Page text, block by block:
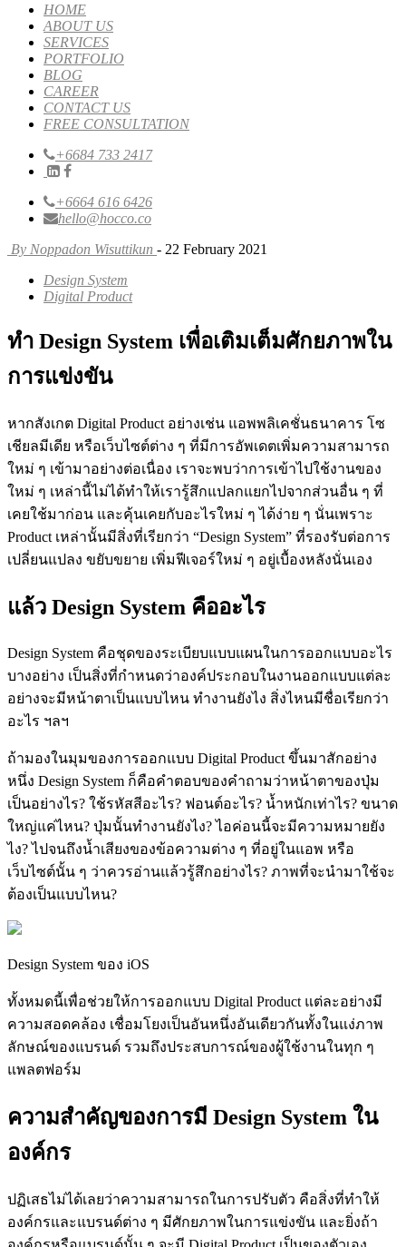
HOME
ABOUT US
SERVICES
PORTFOLIO
BLOG
CAREER
CONTACT US
FREE CONSULTATION
+6684 733 2417
+6664 616 6426
hello@hocco.co
By Noppadon Wisuttikun - 22 February 2021
Design System
Digital Product
ทำ Design System เพื่อเติมเต็มศักยภาพใน
การแข่งขัน
หากสังเกต Digital Product อย่างเช่น แอพพลิเคชั่นธนาคาร โซ
เชียลมีเดีย หรือเว็บไซต์ต่าง ๆ ที่มีการอัพเดตเพิ่มความสามารถ
ใหม่ ๆ เข้ามาอย่างต่อเนื่อง เราจะพบว่าการเข้าไปใช้งานของ
ใหม่ ๆ เหล่านี้ไม่ได้ทำให้เรารู้สึกแปลกแยกไปจากส่วนอื่น ๆ ที่
เคยใช้มาก่อน และคุ้นเคยกับอะไรใหม่ ๆ ได้ง่าย ๆ นั่นเพราะ
Product เหล่านั้นมีสิ่งที่เรียกว่า “Design System” ที่รองรับต่อการ
เปลี่ยนแปลง ขยับขยาย เพิ่มฟีเจอร์ใหม่ ๆ อยู่เบื้องหลังนั่นเอง
แล้ว Design System คืออะไร
Design System คือชุดของระเบียบแบบแผนในการออกแบบอะไร
บางอย่าง เป็นสิ่งที่กำหนดว่าองค์ประกอบในงานออกแบบแต่ละ
อย่างจะมีหน้าตาเป็นแบบไหน ทำงานยังไง สิ่งไหนมีชื่อเรียกว่า
อะไร ฯลฯ
ถ้ามองในมุมของการออกแบบ Digital Product ขึ้นมาสักอย่าง
หนึ่ง Design System ก็คือคำตอบของคำถามว่าหน้าตาของปุ่ม
เป็นอย่างไร? ใช้รหัสสีอะไร? ฟอนต์อะไร? น้ำหนักเท่าไร? ขนาด
ใหญ่แค่ไหน? ปุ่มนั้นทำงานยังไง? ไอค่อนนี้จะมีความหมายยัง
ไง? ไปจนถึงน้ำเสียงของข้อความต่าง ๆ ที่อยู่ในแอพ หรือ
เว็บไซต์นั้น ๆ ว่าควรอ่านแล้วรู้สึกอย่างไร? ภาพที่จะนำมาใช้จะ
ต้องเป็นแบบไหน?
Design System ของ iOS
ทั้งหมดนี้เพื่อช่วยให้การออกแบบ Digital Product แต่ละอย่างมี
ความสอดคล้อง เชื่อมโยงเป็นอันหนึ่งอันเดียวกันทั้งในแง่ภาพ
ลักษณ์ของแบรนด์ รวมถึงประสบการณ์ของผู้ใช้งานในทุก ๆ
แพลตฟอร์ม
ความสำคัญของการมี Design System ใน
องค์กร
ปฏิเสธไม่ได้เลยว่าความสามารถในการปรับตัว คือสิ่งที่ทำให้
องค์กรและแบรนด์ต่าง ๆ มีศักยภาพในการแข่งขัน และยิ่งถ้า